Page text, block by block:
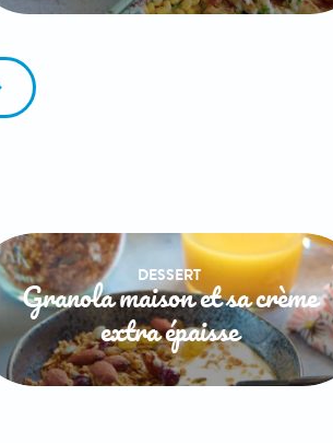
DESSERT
Granola maison et sa crème
extra épaisse